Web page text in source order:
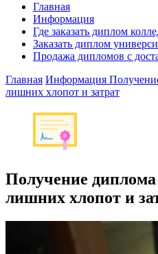
Главная
Информация
Где заказать диплом
Заказать диплом
Продажа дипломов с
Главная Информация
лишних хлопот и затрат
Получение диплома
лишних хлопот и